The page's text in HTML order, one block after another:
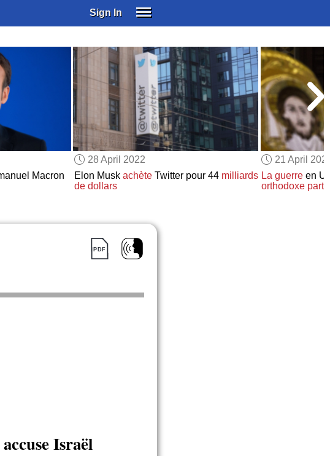
Sign In
SUBSCRIBE
EDUCATIONAL LICENSES
GIFT CARDS
OTHER LANGUAGES
ABOUT US
ALEXA
ADJUST COLORS
Macron
28 April 2022
Elon Musk achèteTwitter pour 44 milliards
de dollars
21 April
La guerre en
orthodoxe
Israël